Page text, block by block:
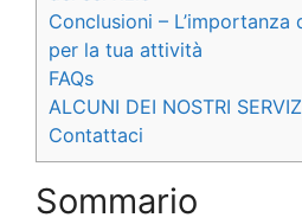
Conclusioni –
per la tua attività
FAQs
ALCUNI DEI NOSTRI
Contattaci
Sommario